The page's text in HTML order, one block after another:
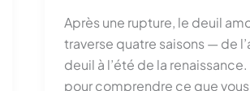
Après une rupture, le deuil
traverse quatre saisons — de
deuil à l’été de la
pour comprendre ce que